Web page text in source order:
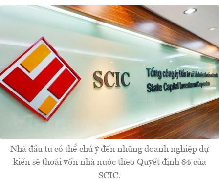
Nhà đầu tư có thể chú ý đến những doanh nghiệp dự
kiến sẽ thoái vốn nhà nước theo Quyết định 64 của
SCIC.